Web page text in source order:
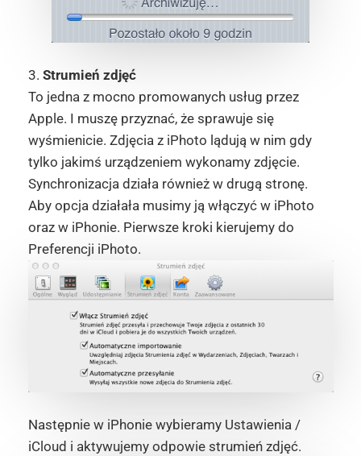
3. Strumień zdjęć
To jedna z mocno promowanych usług przez
Apple. I muszę przyznać, że sprawuje się
wyśmienicie. Zdjęcia z iPhoto lądują w nim gdy
tylko jakimś urządzeniem wykonamy zdjęcie.
Synchronizacja działa również w drugą stronę.
Aby opcja działała musimy ją włączyć w iPhoto
oraz w iPhonie. Pierwsze kroki kierujemy do
Preferencji iPhoto.
Następnie w iPhonie wybieramy Ustawienia /
iCloud i aktywujemy odpowie strumień zdjęć.